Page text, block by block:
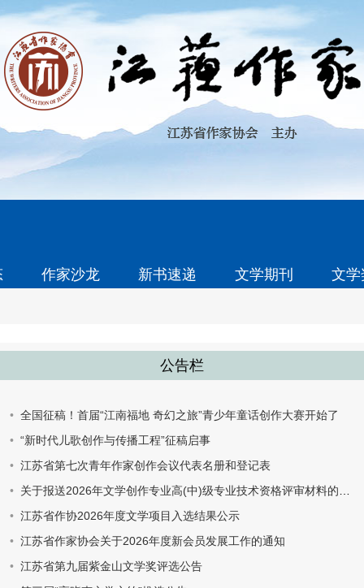
作家沙龙 新书速递 文学期刊 文
公告栏
全国征稿！首届“江南福地 奇幻之旅”青少年童话创作大赛开始了
“新时代儿歌创作与传播工程”征稿启事
江苏省第七次青年作家创作会议代表名册和登记表
关于报送2026年文学创作专业高(中)级专业技术资格评审材料的通知
江苏省作协2026年度文学项目入选结果公示
江苏省作家协会关于2026年度新会员发展工作的通知
江苏省第九届紫金山文学奖评选公告